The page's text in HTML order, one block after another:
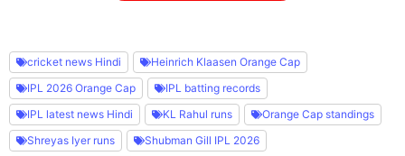
cricket news Hindi
Heinrich Klaasen Orange Cap
IPL 2026 Orange Cap
IPL batting records
IPL latest news Hindi
KL Rahul runs
Orange Cap standings
Shreyas Iyer runs
Shubman Gill IPL 2026